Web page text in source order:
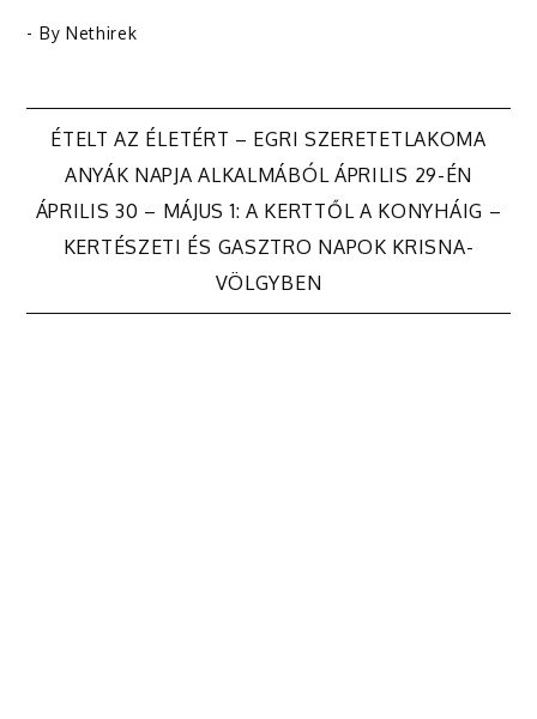
- By Nethirek
Bejegyzés
navigáció
ÉTELT AZ ÉLETÉRT – EGRI SZERETETLAKOMA
ANYÁK NAPJA ALKALMÁBÓL ÁPRILIS 29-ÉN
ÁPRILIS 30 – MÁJUS 1: A KERTTŐL A KONYHÁIG –
KERTÉSZETI ÉS GASZTRO NAPOK KRISNA-
VÖLGYBEN